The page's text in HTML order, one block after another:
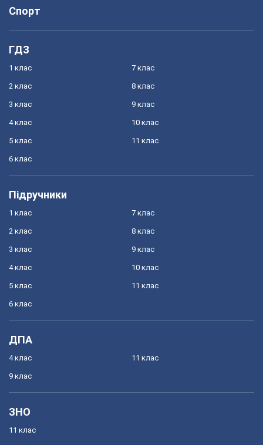
Спорт
ГДЗ
1 клас
2 клас
3 клас
4 клас
5 клас
6 клас
7 клас
8 клас
9 клас
10 клас
11 клас
Підручники
1 клас
2 клас
3 клас
4 клас
5 клас
6 клас
7 клас
8 клас
9 клас
10 клас
11 клас
ДПА
4 клас
9 клас
11 клас
ЗНО
11 клас